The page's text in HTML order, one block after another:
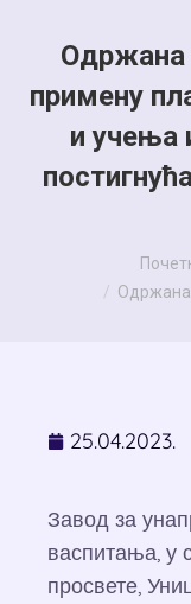
Одржана
примену
и учења
You are here:
Одржана
25.04.2023.
Завод за
васпитања, у
просвете,